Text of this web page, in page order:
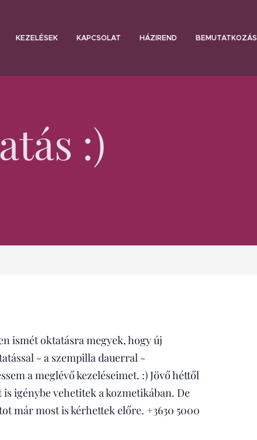
KEZELÉSEK KAPCSOLAT HÁZIREND BEMUTATKOZÁS
:)
ismét oktatásra megyek, hogy új
- a szempilla dauerral -
a meglévő kezeléseimet. :) Jövő héttől
is igénybe vehetitek a kozmetikában. De
már most is kérhettek előre. +3630 5000